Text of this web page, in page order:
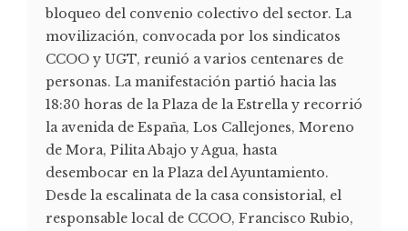
bloqueo del convenio colectivo del sector. La
movilización, convocada por los sindicatos
CCOO y UGT, reunió a varios centenares de
personas. La manifestación partió hacia las
18:30 horas de la Plaza de la Estrella y recorrió
la avenida de España, Los Callejones, Moreno
de Mora, Pilita Abajo y Agua, hasta
desembocar en la Plaza del Ayuntamiento.
Desde la escalinata de la casa consistorial, el
responsable local de CCOO, Francisco Rubio,